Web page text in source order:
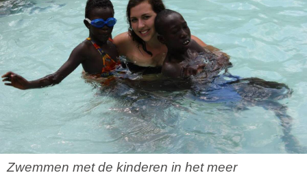
Zwemmen met de kinderen in het meer